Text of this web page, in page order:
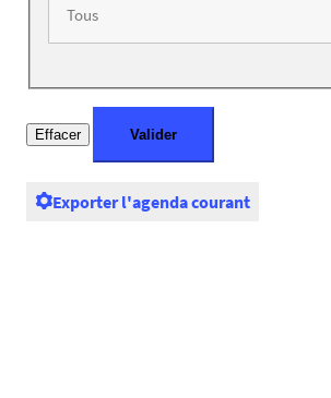
Exporter l'agenda courant